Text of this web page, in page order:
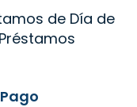
de Día de